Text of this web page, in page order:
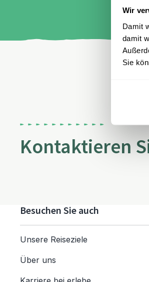
Wir
Damit
damit
Sie
Kontaktieren
Besuchen Sie auch
Unsere Reiseziele
Über uns